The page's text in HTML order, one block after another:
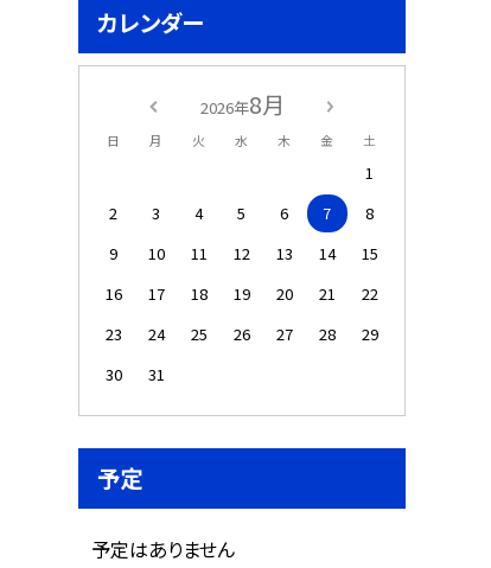
カレンダー
2026年8月
日 月 火 水 木 金 土
1
2
3 4 5 6 7
8
9
10 11 12 13 14
15
16
17 18 19 20 21
22
23
24 25 26 27 28
29
30
31
予定
予定はありません